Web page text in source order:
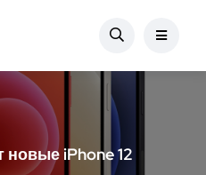
новые iPhone 12